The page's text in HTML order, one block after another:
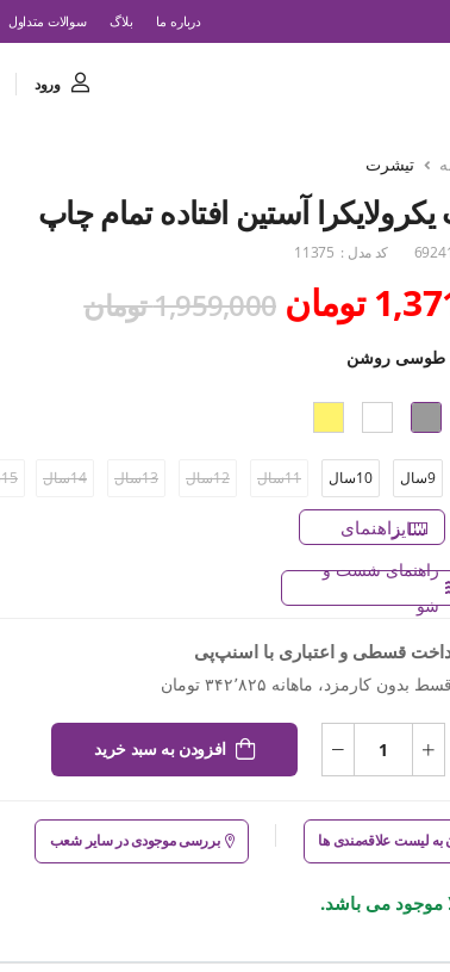
درباره ما بلاگ سوالات متداول
ورود
تیشرت
آستین افتاده تمام چاپ
69241 کد مدل : 11375
تومان 1,959,000 تومان
طوسی روشن
9سال 10سال 11سال 12سال 13سال 14سال 15سال
راهنمای سایز
راهنمای شست و
شو
قسطی و اعتباری با اسنپ‌پی
افزودن به سبد خرید
به لیست علاقه‌مندی ها بررسی موجودی در سایر شعب
موجود می باشد.